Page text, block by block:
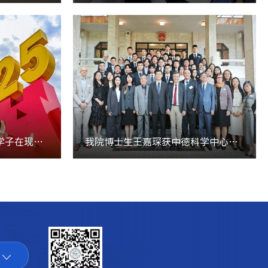
致敬伟大胜利！北师化院学子在现场！ 我院博士生王嘉琛获中德科学中心“林岛学者”项目资助并受邀赴德国参加诺贝...